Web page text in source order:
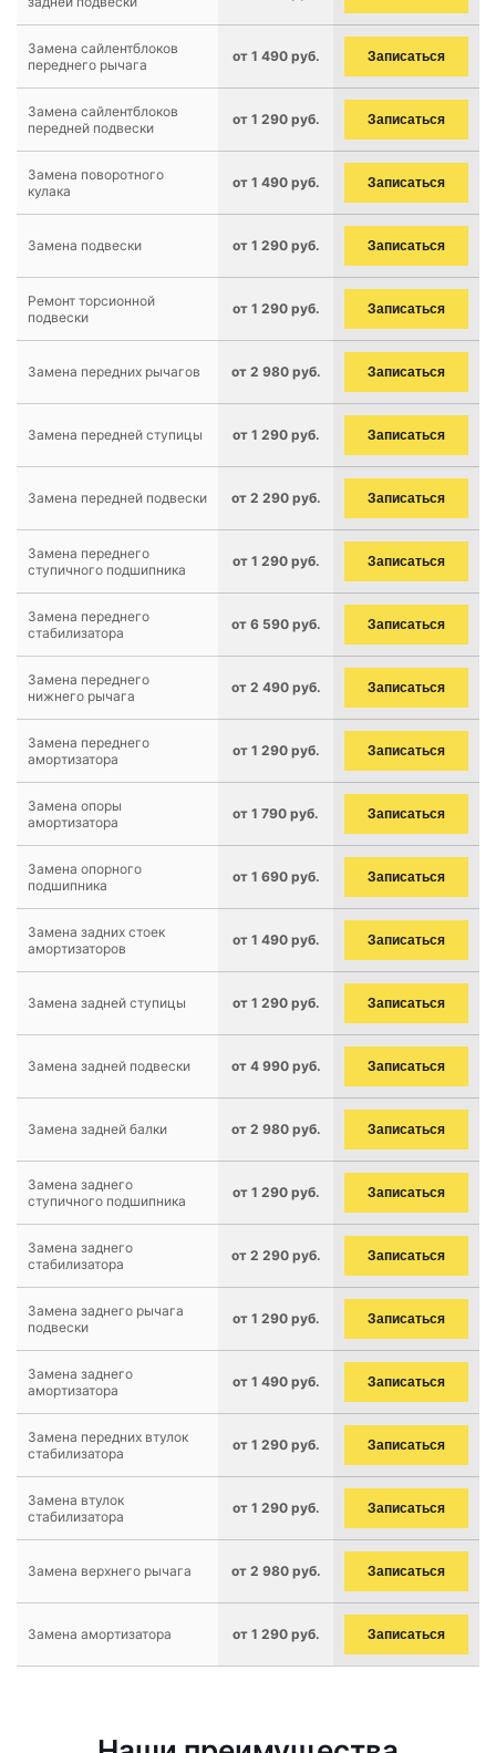
Замена сайлентблоков
переднего рычага
от 1 490 руб. Записаться
Замена сайлентблоков
передней подвески
от 1 290 руб. Записаться
Замена поворотного
кулака
от 1 490 руб. Записаться
Замена подвески от 1 290 руб. Записаться
Ремонт торсионной
подвески
от 1 290 руб. Записаться
Замена передних рычагов от 2 980 руб. Записаться
Замена передней ступицы от 1 290 руб. Записаться
Замена передней подвески от 2 290 руб. Записаться
Замена переднего
ступичного подшипника
от 1 290 руб. Записаться
Замена переднего
стабилизатора
от 6 590 руб. Записаться
Замена переднего
нижнего рычага
от 2 490 руб. Записаться
Замена переднего
амортизатора
от 1 290 руб. Записаться
Замена опоры
амортизатора
от 1 790 руб. Записаться
Замена опорного
подшипника
от 1 690 руб. Записаться
Замена задних стоек
амортизаторов
от 1 490 руб. Записаться
Замена задней ступицы от 1 290 руб. Записаться
Замена задней подвески от 4 990 руб. Записаться
Замена задней балки от 2 980 руб. Записаться
Замена заднего
ступичного подшипника
от 1 290 руб. Записаться
Замена заднего
стабилизатора
от 2 290 руб. Записаться
Замена заднего рычага
подвески
от 1 290 руб. Записаться
Замена заднего
амортизатора
от 1 490 руб. Записаться
Замена передних втулок
стабилизатора
от 1 290 руб. Записаться
Замена втулок
стабилизатора
от 1 290 руб. Записаться
Замена верхнего рычага от 2 980 руб. Записаться
Замена амортизатора от 1 290 руб. Записаться